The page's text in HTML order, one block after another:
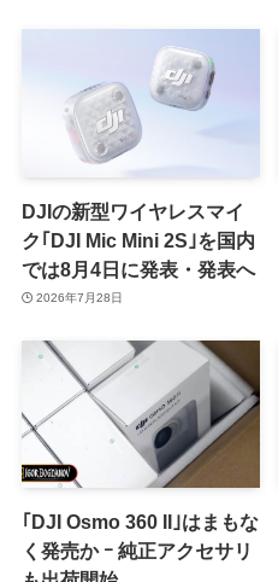
DJIの新型ワイヤレスマイ
ク｢DJI Mic Mini 2S｣を国内
では8月4日に発表・発表へ
2026年7月28日
｢DJI Osmo 360 II｣はまもな
く発売か ｰ 純正アクセサリ